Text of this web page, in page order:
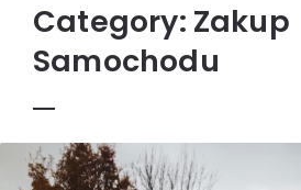
Category: Zakup
Samochodu